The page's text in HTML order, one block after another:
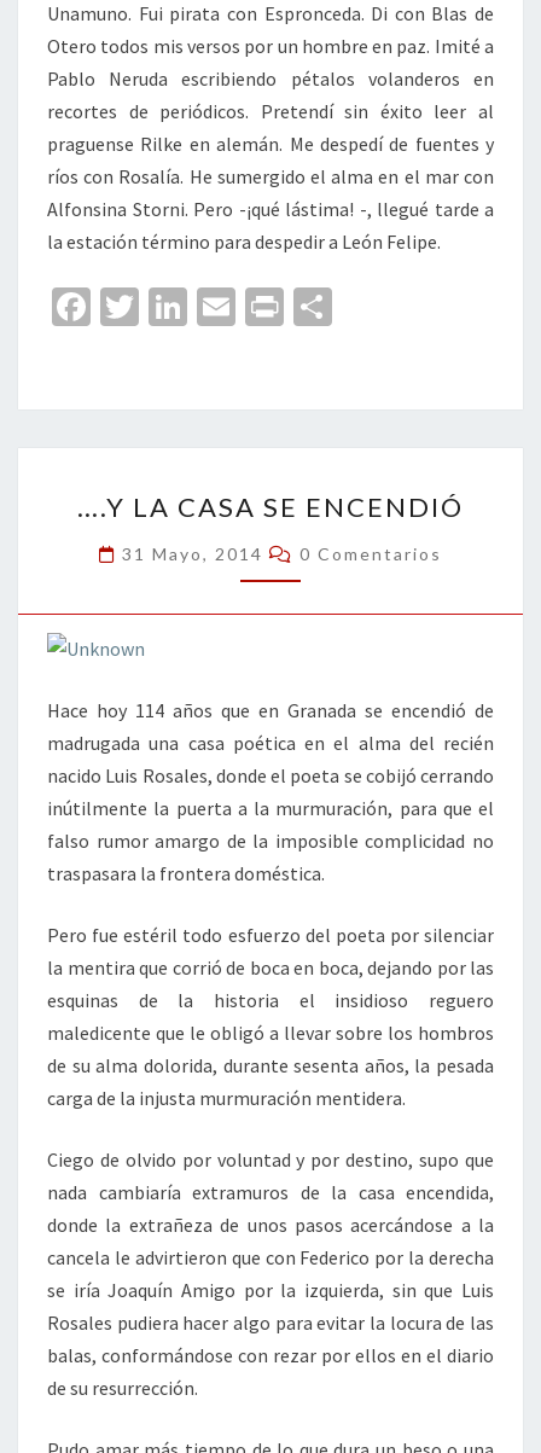
Unamuno. Fui pirata con Espronceda. Di con Blas de
Otero todos mis versos por un hombre en paz. Imité a
Pablo Neruda escribiendo pétalos volanderos en
recortes de periódicos. Pretendí sin éxito leer al
praguense Rilke en alemán. Me despedí de fuentes y
ríos con Rosalía. He sumergido el alma en el mar con
Alfonsina Storni. Pero -¡qué lástima! -, llegué tarde a
la estación término para despedir a León Felipe.
Fa
o
o
k
T
er
Li
dI
n
E
l
Pr
p
ar
tir
LA
CASA
SE
ENCENDIÓ
….Y LA CASA SE ENCENDIÓ
31 Mayo, 2014 Comentarios
0 Comentarios
Hace hoy 114 años que en Granada se encendió de
madrugada una casa poética en el alma del recién
nacido Luis Rosales, donde el poeta se cobijó cerrando
inútilmente la puerta a la murmuración, para que el
falso rumor amargo de la imposible complicidad no
traspasara la frontera doméstica.
Pero fue estéril todo esfuerzo del poeta por silenciar
la mentira que corrió de boca en boca, dejando por las
esquinas de la historia el insidioso reguero
maledicente que le obligó a llevar sobre los hombros
de su alma dolorida, durante sesenta años, la pesada
carga de la injusta murmuración mentidera.
Ciego de olvido por voluntad y por destino, supo que
nada cambiaría extramuros de la casa encendida,
donde la extrañeza de unos pasos acercándose a la
cancela le advirtieron que con Federico por la derecha
se iría Joaquín Amigo por la izquierda, sin que Luis
Rosales pudiera hacer algo para evitar la locura de las
balas, conformándose con rezar por ellos en el diario
de su resurrección.